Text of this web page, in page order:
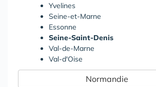
Yvelines
Seine-et-Marne
Essonne
Seine-Saint-Denis
Val-de-Marne
Val-d'Oise
Normandie